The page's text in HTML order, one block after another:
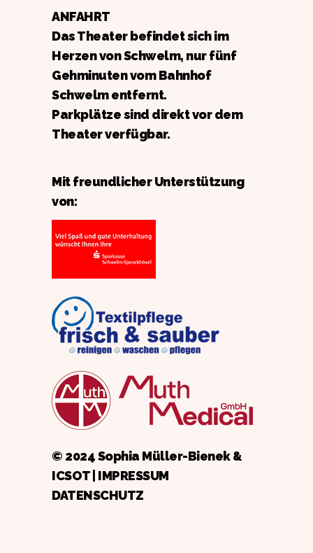
ANFAHRT
Das Theater befindet sich im
Herzen von Schwelm, nur fünf
Gehminuten vom Bahnhof
Schwelm entfernt.
Parkplätze sind direkt vor dem
Theater verfügbar.
Mit freundlicher Unterstützung
von:
© 2024 Sophia Müller-Bienek &
ICSOT| IMPRESSUM
DATENSCHUTZ